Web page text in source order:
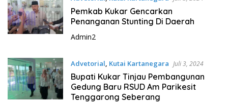
Pemkab Kukar Gencarkan
Penanganan Stunting Di Daerah
Admin2
Advetorial Kutai Kartanegara Juli 3, 2024
Bupati Kukar Tinjau Pembangunan
Gedung Baru RSUD Am Parikesit
Tenggarong Seberang